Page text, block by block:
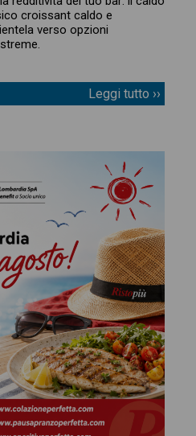
croissant caldo e
verso opzioni
Leggi tutto ››